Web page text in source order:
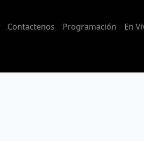
Contactenos Programación En